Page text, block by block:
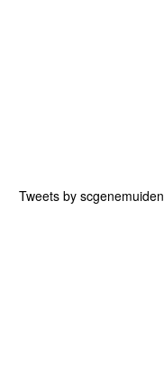
Tweets by scgenemuiden